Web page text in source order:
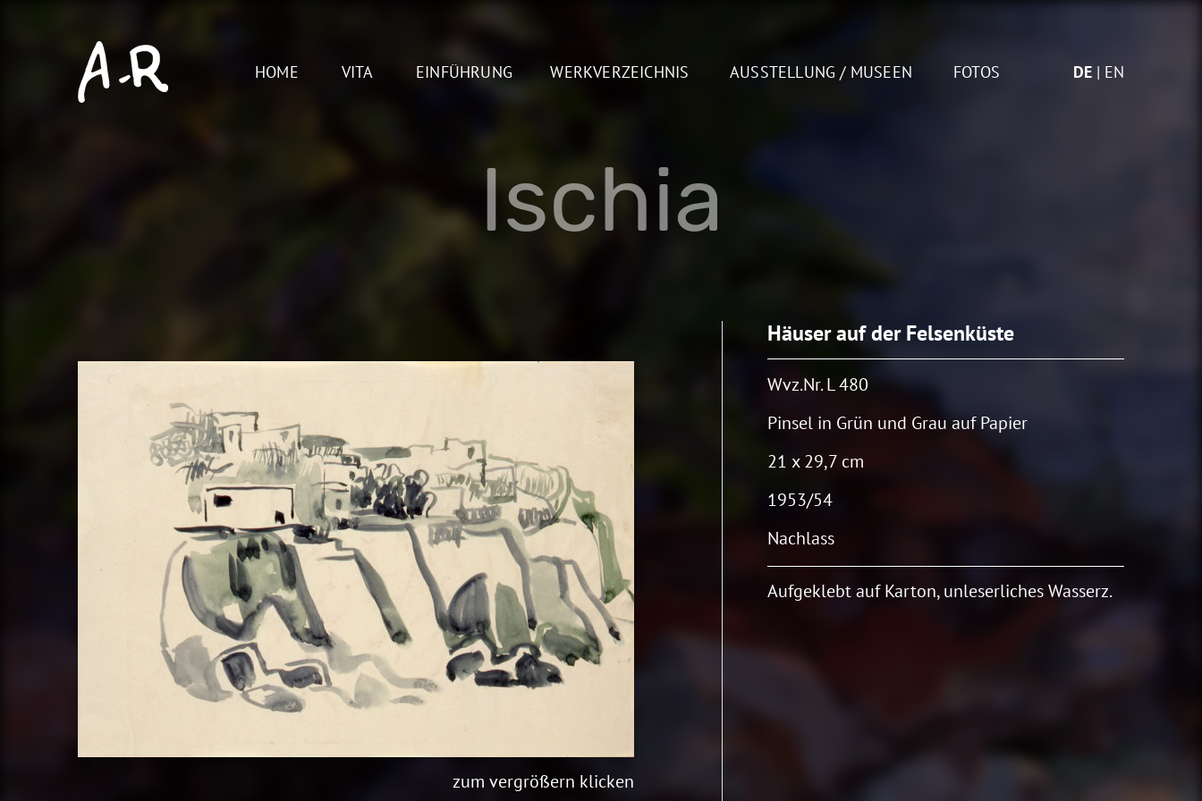
HOME VITA EINFÜHRUNG WERKVERZEICHNIS AUSSTELLUNG / MUSEEN FOTOS DE EN
Ischia
zum vergrößern klicken
Häuser auf der Felsenküste
Wvz.Nr. L 480
Pinsel in Grün und Grau auf Papier
21 x 29,7 cm
1953/54
Nachlass
Aufgeklebt auf Karton, unleserliches Wasserz.